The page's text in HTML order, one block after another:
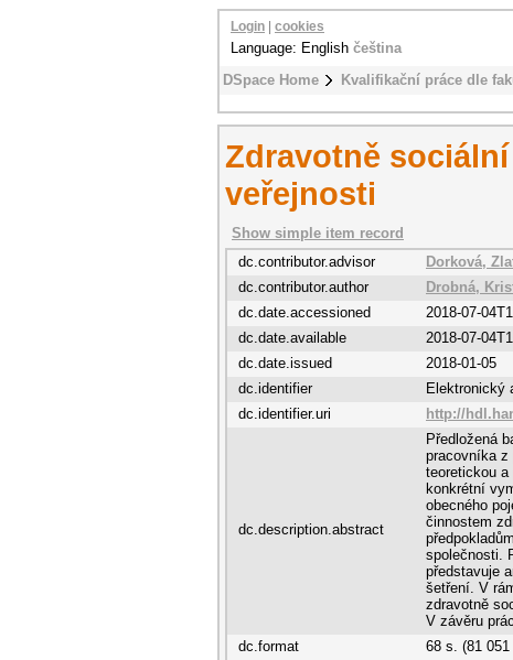
DSpace Home Kvalifikační práce dle
Login cookies
Language: English čeština
Zdravotně
veřejnosti
Show simple item record
dc.contributor.advisor
Dorková,
dc.contributor.author
Drobná,
dc.date.accessioned
2018-07-
dc.date.available
2018-07-
dc.date.issued
2018-01-05
dc.identifier
Elektronický
dc.identifier.uri
http://
dc.description.abstract
Předložená
pracovníka z
teoretickou
konkrétní
obecného
činnostem
společnosti.
představuje
šetření. V
zdravotně
V závěru
dc.format
68 s. (81